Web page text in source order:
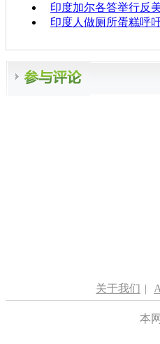
印度加尔各答举行反
印度人做厕所蛋糕呼
关于我们 |
本